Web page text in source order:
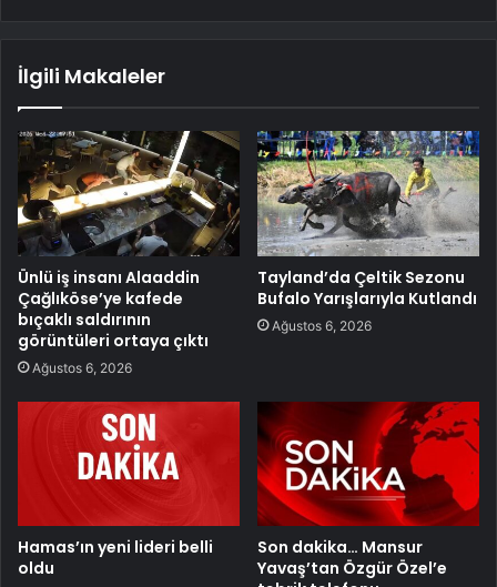
İlgili Makaleler
Ünlü iş insanı Alaaddin
Çağlıköse’ye kafede
bıçaklı saldırının
görüntüleri ortaya çıktı
Ağustos 6, 2026
Tayland’da Çeltik Sezonu
Bufalo Yarışlarıyla Kutlandı
Ağustos 6, 2026
Hamas’ın yeni lideri belli
oldu
Son dakika… Mansur
Yavaş’tan Özgür Özel’e